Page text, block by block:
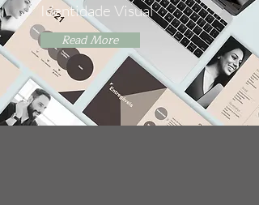
Identidade Visual
Read More